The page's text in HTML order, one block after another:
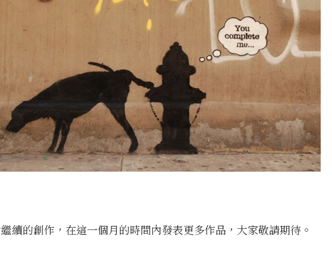
續的創作，在這一個月的時間內發表更多作品，大家敬請期待。